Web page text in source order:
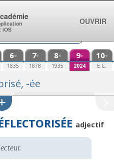
6e
1835
7e
1878
8e
1935
9e
2024
10e
E.C.
-ée
adjectif
iOS
OUVRIR